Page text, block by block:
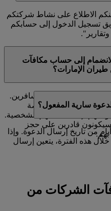
الاطلاع على نشاط شركتكم
تسجيل الدخول إلى حسابكم
إلى حساب مكافآت
الإمارات؟
من خلال قسم المسافرين.
الإلكتروني الخاصة
لهم لإنشاء ملفاتهم الشخصية.
قادرين على حجز
بهم.
سارية المفعول؟
من تاريخ إرسال الدعوة. وإذا
هذه الفترة، يتعين إرسال
الشركات من